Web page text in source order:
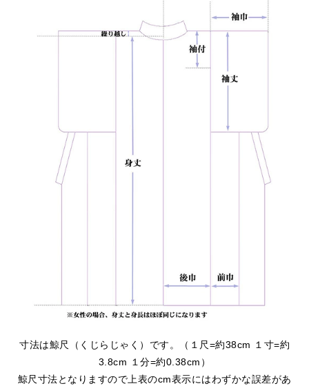
寸法は鯨尺（くじらじゃく）です。（１尺=約38cm １寸=約
3.8cm １分=約0.38cm）
鯨尺寸法となりますので上表のcm表示にはわずかな誤差があ